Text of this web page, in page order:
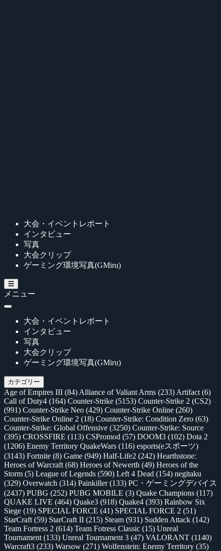
大会・イベントレポート
インタビュー
写真
大会クリップ
ゲーミング環境写真(GMiru)
メニュー
大会・イベントレポート
インタビュー
写真
大会クリップ
ゲーミング環境写真(GMiru)
カテゴリー
Age of Empires III (84) Alliance of Valiant Arms (233) Artifact (6)
Call of Duty4 (164) Counter-Strike (5153) Counter-Strike 2 (CS2)
(991) Counter-Strike Neo (429) Counter-Strike Online (260)
Counter-Strike Online 2 (18) Counter-Strike: Condition Zero (63)
Counter-Strike: Global Offensive (3250) Counter-Strike: Source
(395) CROSSFIRE (113) CSPromod (57) DOOM3 (102) Dota 2
(1206) Enemy Territory QuakeWars (116) esports(eスポーツ)
(3143) Fortnite (8) Game (949) Half-Life2 (242) Hearthstone:
Heroes of Warcraft (68) Heroes of Newerth (49) Heroes of the
Storm (5) League of Legends (590) Left 4 Dead (154) negitaku
(329) Overwatch (314) Painkiller(133) PC・ゲーミングデバイス
(2437) PUBG (252) PUBG MOBILE (3) Quake Champions (117)
QUAKE LIVE (464) Quake3 (918) Quake4 (393) Rainbow Six
Siege (19) SPECIAL FORCE (41) SPECIAL FORCE 2 (51)
StarCraft (59) StarCraft II (215) Steam (931) Sudden Attack (142)
Team Fortress 2 (614) Team Fotress Classic (15) Unreal
Tournament (133) Unreal Tournament 3 (47) VALORANT (1140)
Warcraft3 (233) Warsow (271) Wolfenstein: Enemy Territory (35)